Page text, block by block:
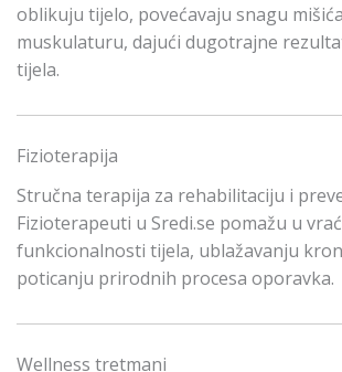
oblikuju tijelo, povećavaju snagu
muskulaturu, dajući dugotrajne
tijela.
Fizioterapija
Stručna terapija za rehabilitaciju i
Fizioterapeuti u Sredi.se pomažu u
funkcionalnosti tijela, ublažavanju
poticanju prirodnih procesa oporavka.
Wellness tretmani